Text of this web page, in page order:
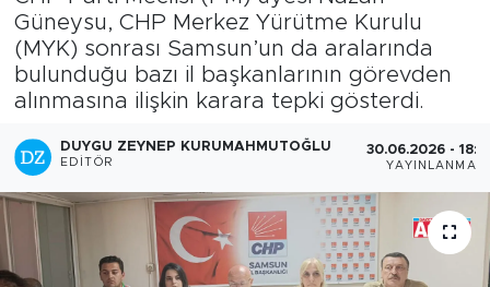
Güneysu, CHP Merkez Yürütme Kurulu
(MYK) sonrası Samsun’un da aralarında
bulunduğu bazı il başkanlarının görevden
alınmasına ilişkin karara tepki gösterdi.
DUYGU ZEYNEP KURUMAHMUTOĞLU
EDITÖR
30.06.2026 -
YAYINLANMA
Son Dakika Haberleri
Haber Arşivi